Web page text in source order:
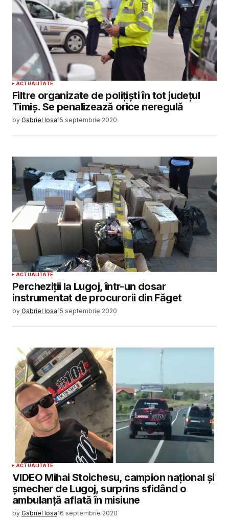
ACTUALITATE
Filtre organizate de polițiști în tot județul
Timiș. Se penalizează orice neregulă
by Gabriel Iosa15 septembrie 2020
ACTUALITATE
Percheziții la Lugoj, într-un dosar
instrumentat de procurorii din Făget
by Gabriel Iosa15 septembrie 2020
ACTUALITATE
VIDEO Mihai Stoichesu, campion național și
șmecher de Lugoj, surprins sfidând o
ambulanță aflată în misiune
by Gabriel Iosa16 septembrie 2020